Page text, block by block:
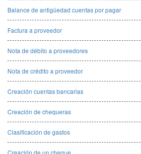
Balance de antigüedad cuentas por pagar
Factura a proveedor
Nota de débito a proveedores
Nota de crédito a proveedor
Creación cuentas bancarias
Creación de chequeras
Clasificación de gastos
Creación de un cheque